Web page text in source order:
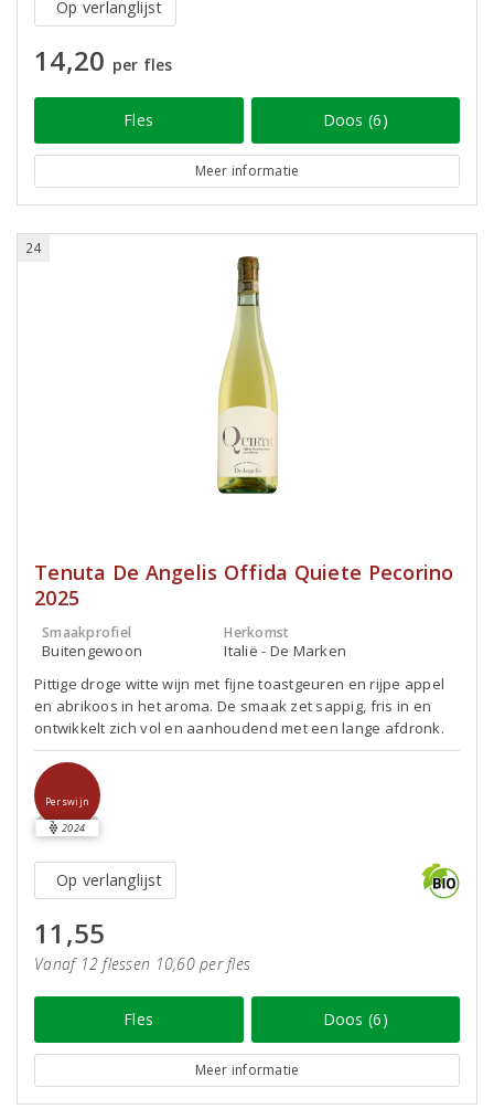
Op verlanglijst
14,20 per fles
Fles Doos (6)
Meer informatie
24
Tenuta De Angelis Offida Quiete Pecorino
2025
Smaakprofiel
Buitengewoon
Herkomst
Italië - De Marken
Pittige droge witte wijn met fijne toastgeuren en rijpe appel
en abrikoos in het aroma. De smaak zet sappig, fris in en
ontwikkelt zich vol en aanhoudend met een lange afdronk.
Perswijn
2024
Op verlanglijst
11,55
Vanaf 12 flessen 10,60 per fles
Fles Doos (6)
Meer informatie